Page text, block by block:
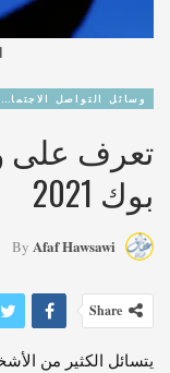
تعرف على
بوك 2021
By Afaf Hawsawi
Share
يتسائل الكثير من